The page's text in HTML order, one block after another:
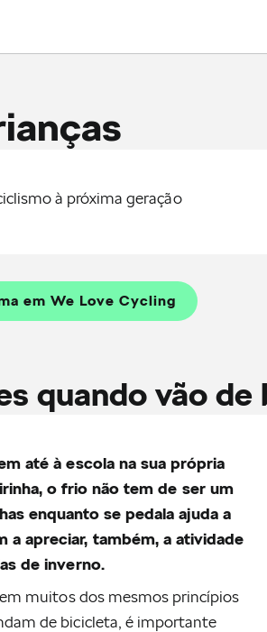
à próxima geração
em We Love Cycling
quando vão de
até à escola na sua própria
o frio não tem de ser um
enquanto se pedala ajuda a
a apreciar, também, a atividade
de inverno.
muitos dos mesmos princípios
de bicicleta, é importante